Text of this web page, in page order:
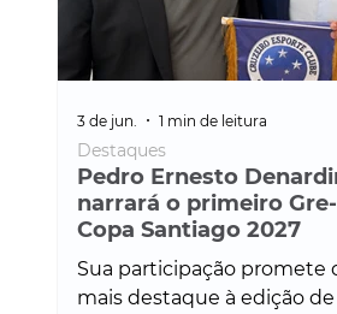
Pedro Ernesto
narrará o primeiro
Copa Santiago 2027
Sua participação promete
mais destaque à edição de
Destaques
3 de jun. 1 min de leitura